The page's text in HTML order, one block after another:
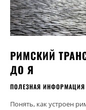
РИМСКИЙ
ДО Я
ПОЛЕЗНАЯ ИНФОРМАЦИЯ
Понять, как устроен